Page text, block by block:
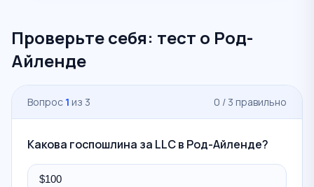
Проверьте себя: тест о Род-
Айленде
Вопрос 1 из 3 0 / 3 правильно
Какова госпошлина за LLC в Род-Айленде?
$100